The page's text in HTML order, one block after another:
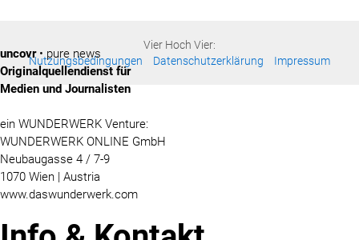
Vier Hoch Vier:
Nutzungsbedingungen
Datenschutzerklärung Impressum
uncovr• pure news
Originalquellendienst für
Medien und Journalisten
ein WUNDERWERK Venture:
WUNDERWERK ONLINE GmbH
Neubaugasse 4 / 7-9
1070 Wien | Austria
www.daswunderwerk.com